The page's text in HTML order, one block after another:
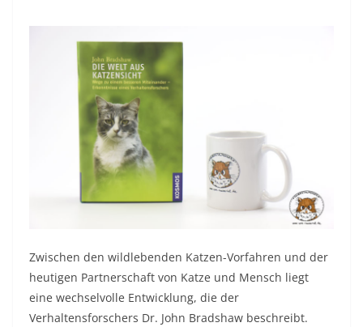
Zwischen den wildlebenden Katzen-Vorfahren und der
heutigen Partnerschaft von Katze und Mensch liegt
eine wechselvolle Entwicklung, die der
Verhaltensforschers Dr. John Bradshaw beschreibt.